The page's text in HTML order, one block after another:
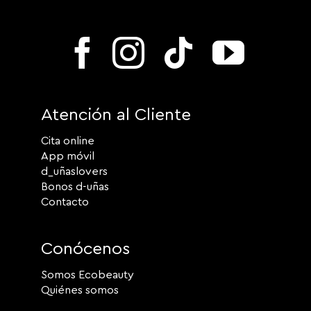
Atención al Cliente
Cita online
App móvil
d_uñaslovers
Bonos d-uñas
Contacto
Conócenos
Somos Ecobeauty
Quiénes somos